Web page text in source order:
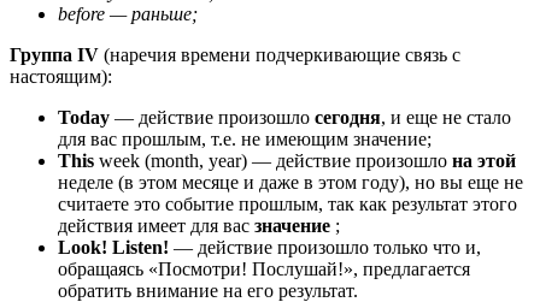
before — раньше;
Группа IV (наречия времени подчеркивающие связь с
настоящим):
Today — действие произошло сегодня, и еще не стало
для вас прошлым, т.е. не имеющим значение;
This week (month, year) — действие произошло на этой
неделе (в этом месяце и даже в этом году), но вы еще не
считаете это событие прошлым, так как результат этого
действия имеет для вас значение ;
Look! Listen! — действие произошло только что и,
обращаясь «Посмотри! Послушай!», предлагается
обратить внимание на его результат.